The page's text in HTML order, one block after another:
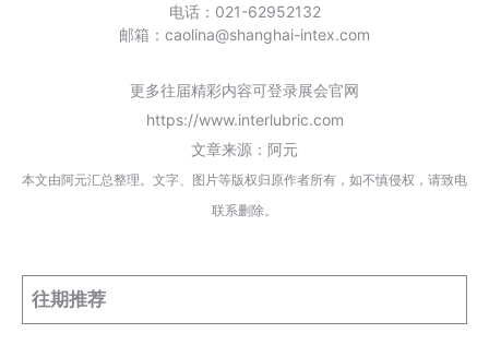
电话：021-62952132
邮箱：caolina@shanghai-intex.com
更多往届精彩内容可登录展会官网
https://www.interlubric.com
文章来源：阿元
本文由阿元汇总整理。文字、图片等版权归原作者所有，如不慎侵权，请致电
联系删除。
往期推荐